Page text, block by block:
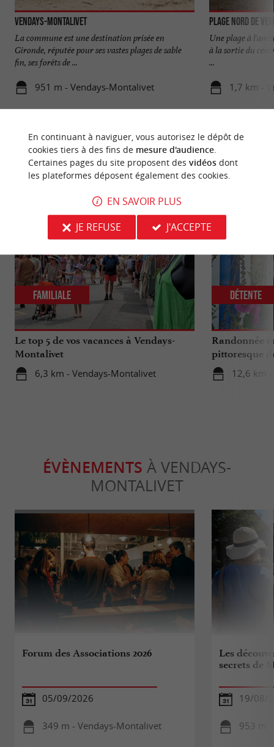
Vendays-Montalivet
La commune est une destination prisée en
Gironde, réputée pour ses vastes plages de sable
fin, ses forêts de ...
951 m - Vendays-Montalivet
Plage Nord de
Une plage à
à la sortie du
...
1,7 km -
NOUS AVONS TESTÉPOUR VOUS
Le top 5 de vos vacances à Vendays-
Montalivet
6,3 km - Vendays-Montalivet
Familiale
Randonnée
pittoresque
artisans et
12,6 km -
Détente
ÉVÈNEMENTS À VENDAYS-
MONTALIVET
Forum des Associations 2026
05/09/2026
349 m - Vendays-Montalivet
Les
secrets de
19/08/
953 m
En continuant à naviguer, vous autorisez le dépôt de
cookies tiers à des fins de mesure d'audience.
Certaines pages du site proposent des vidéosdont
les plateformes déposent également des cookies.
EN SAVOIR PLUS
JE REFUSE
J'ACCEPTE